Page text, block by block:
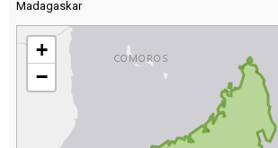
Madagaskar
+
−